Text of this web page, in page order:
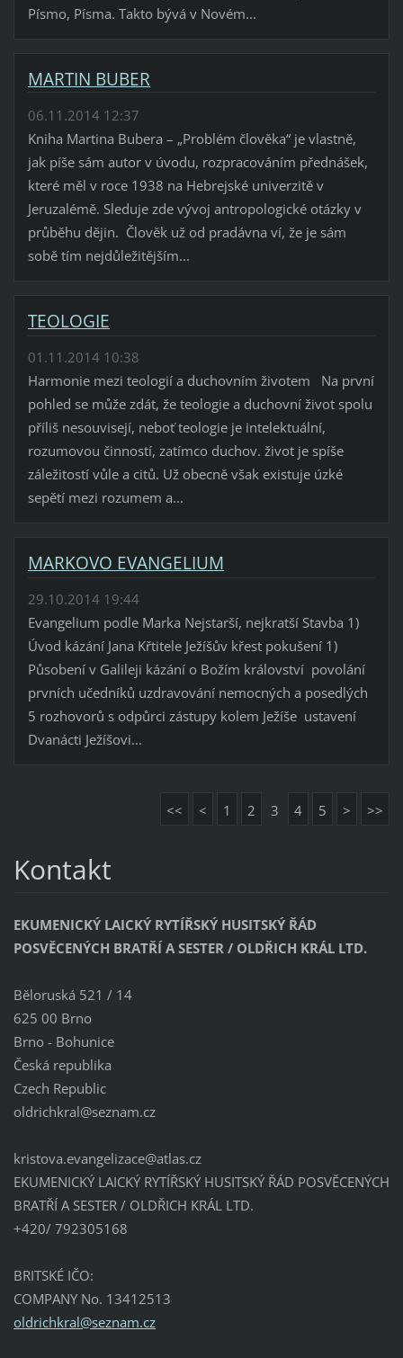
Písmo, Písma. Takto bývá v Novém...
MARTIN BUBER
06.11.2014 12:37
Kniha Martina Bubera – „Problém člověka“ je vlastně,
jak píše sám autor v úvodu, rozpracováním přednášek,
které měl v roce 1938 na Hebrejské univerzitě v
Jeruzalémě. Sleduje zde vývoj antropologické otázky v
průběhu dějin. Člověk už od pradávna ví, že je sám
sobě tím nejdůležitějším...
TEOLOGIE
01.11.2014 10:38
Harmonie mezi teologií a duchovním životem Na první
pohled se může zdát, že teologie a duchovní život spolu
příliš nesouvisejí, neboť teologie je intelektuální,
rozumovou činností, zatímco duchov. život je spíše
záležitostí vůle a citů. Už obecně však existuje úzké
sepětí mezi rozumem a...
MARKOVO EVANGELIUM
29.10.2014 19:44
Evangelium podle Marka Nejstarší, nejkratší Stavba 1)
Úvod kázání Jana Křtitele Ježíšův křest pokušení 1)
Působení v Galileji kázání o Božím království povolání
prvních učedníků uzdravování nemocných a posedlých
5 rozhovorů s odpůrci zástupy kolem Ježíše ustavení
Dvanácti Ježíšovi...
<< < 1 2 3 4 5 > >>
Kontakt
EKUMENICKÝ LAICKÝ RYTÍŘSKÝ HUSITSKÝ ŘÁD
POSVĚCENÝCH BRATŘÍ A SESTER / OLDŘICH KRÁL LTD.
Běloruská 521 / 14
625 00 Brno
Brno - Bohunice
Česká republika
Czech Republic
oldrichkral@seznam.cz
kristova.evangelizace@atlas.cz
EKUMENICKÝ LAICKÝ RYTÍŘSKÝ HUSITSKÝ ŘÁD POSVĚCENÝCH
BRATŘÍ A SESTER / OLDŘICH KRÁL LTD.
+420/ 792305168
BRITSKÉ IČO:
COMPANY No. 13412513
oldrichkral@seznam.cz